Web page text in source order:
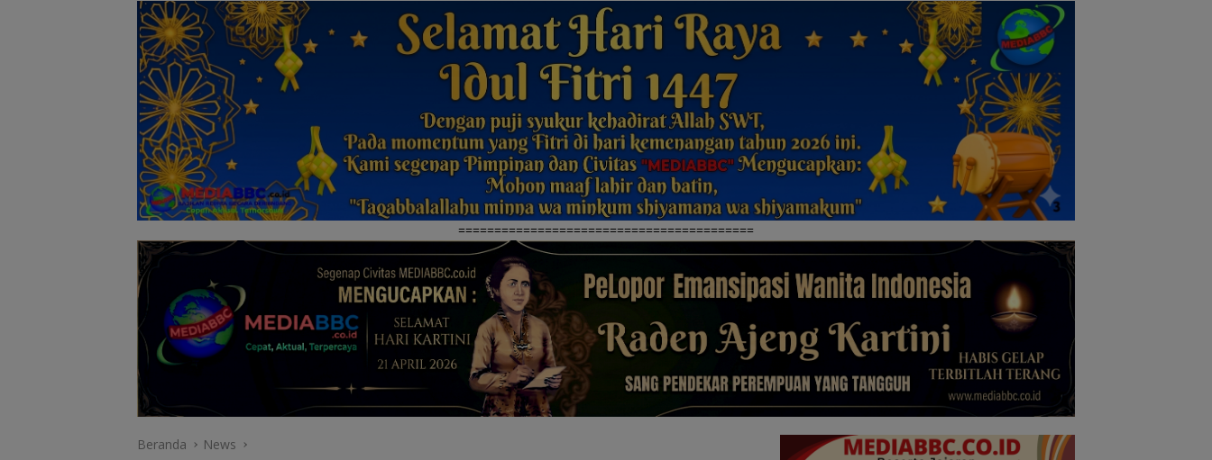
=========================================
Beranda News